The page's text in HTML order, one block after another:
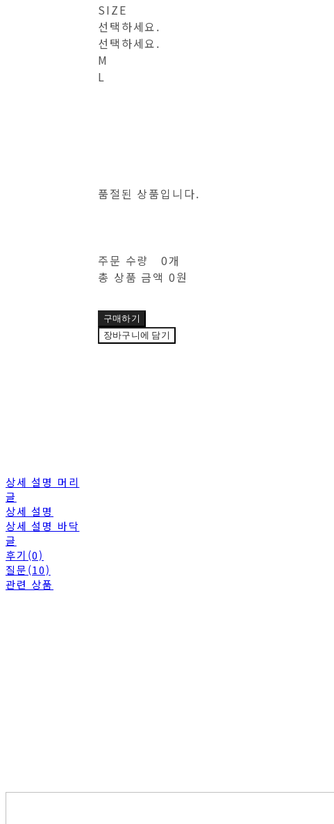
SIZE
선택하세요.
선택하세요.
M
L
품절된 상품입니다.
주문 수량
0개
총 상품 금액 0원
구매하기
장바구니에 담기
상세 설명 머리
글
상세 설명
상세 설명 바닥
글
후기(0)
질문(10)
관련 상품